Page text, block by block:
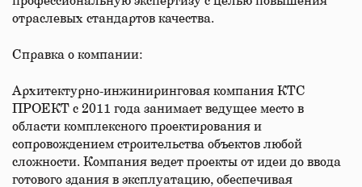
отраслевых стандартов качества.
Справка о компании:
Архитектурно-инжиниринговая компания КТС
ПРОЕКТ с 2011 года занимает ведущее место в
области комплексного проектирования и
сопровождением строительства объектов любой
сложности. Компания ведет проекты от идеи до ввода
готового здания в эксплуатацию, обеспечивая